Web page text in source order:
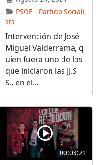
PSOE - Partido Sociali
sta
Intervención de José
Miguel Valderrama, q
uien fuera uno de los
que iniciaron las JJ.S
S., en el...
00:03:21